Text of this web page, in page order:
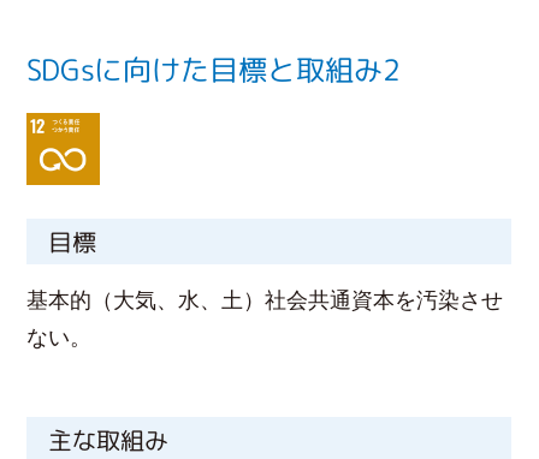
SDGsに向けた目標と取組み2
目標
基本的（大気、水、土）社会共通資本を汚染させ
ない。
主な取組み